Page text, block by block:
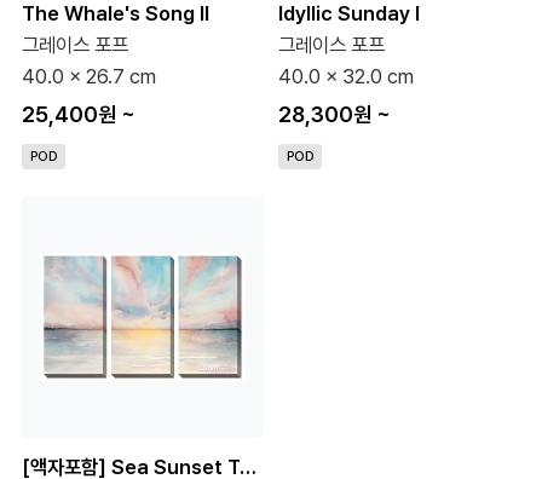
The Whale's Song II
그레이스 포프
40.0 x 26.7 cm
25,400원 ~
POD
Idyllic Sunday I
그레이스 포프
40.0 x 32.0 cm
28,300원 ~
POD
[액자포함] Sea Sunset Triptych 풍경화 세트